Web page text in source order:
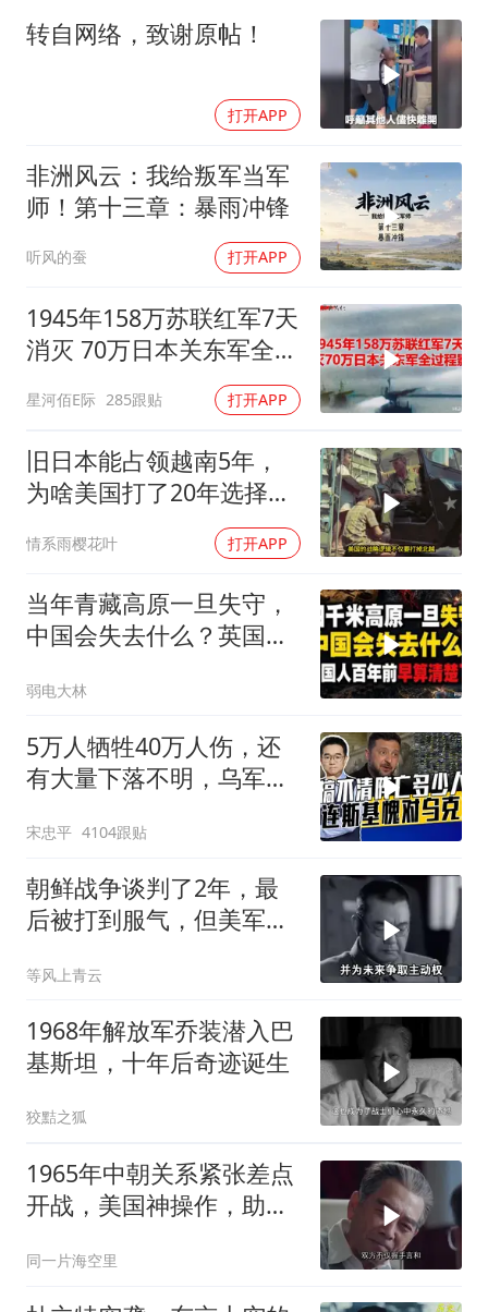
中国乒协加强青少年赛事赛风赛纪管理
女儿为争财产堵门阻挠父亲出殡
公司“上四休三”但要降薪1000元
东方之约 相约未来
转自网络，致谢原帖！
打开APP
非洲风云：我给叛军当军
师！第十三章：暴雨冲锋
听风的蚕 打开APP
1945年158万苏联红军7天
消灭 70万日本关东军全过
星河佰E际 285跟贴 打开APP
旧日本能占领越南5年，
为啥美国打了20年选择撤
情系雨樱花叶 打开APP
当年青藏高原一旦失守，
中国会失去什么？英国人
弱电大林
5万人牺牲40万人伤，还
有大量下落不明，乌军伤
宋忠平 4104跟贴
朝鲜战争谈判了2年，最
后被打到服气，但美军做
等风上青云
1968年解放军乔装潜入巴
基斯坦，十年后奇迹诞生
狡黠之狐
1965年中朝关系紧张差点
开战，美国神操作，助两
同一片海空里